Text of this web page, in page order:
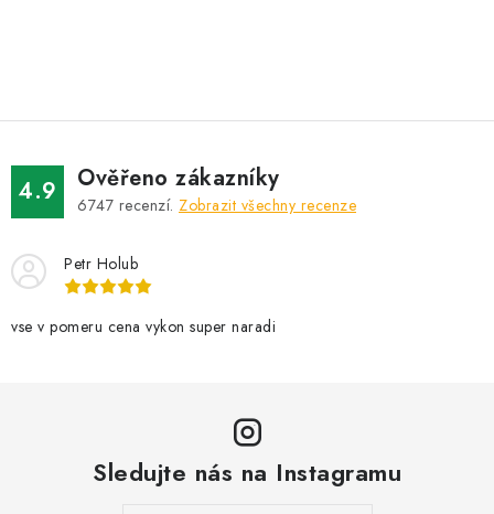
á
d
a
c
p
v
4.9 Ověřeno zákazníky
6747 recenzí. Zobrazit všechny recenze
Petr Holub
vse v pomeru cena vykon super naradi
Sledujte nás na Instagramu